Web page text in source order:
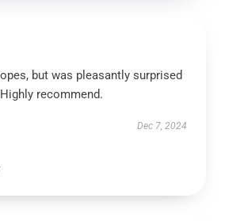
but was pleasantly surprised
recommend.
Dec 7, 2024